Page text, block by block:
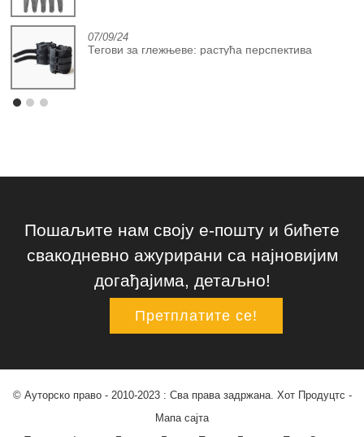
07/09/24
Тегови за глежњеве: растућа перспектива
Пошаљите нам своју е-пошту и бићете
свакодневно ажурирани са најновијим
догађајима, детаљно!
Претплатите се!
© Ауторско право - 2010-2023 : Сва права задржана. Хот Продуцтс -
Мапа сајта